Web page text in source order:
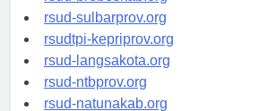
rsud-brebeskab.org
rsud-sulbarprov.org
rsudtpi-kepriprov.org
rsud-langsakota.org
rsud-ntbprov.org